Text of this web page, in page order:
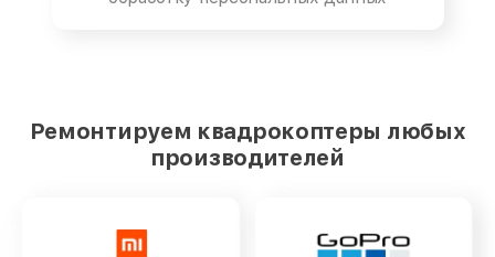
Ремонтируем квадрокоптеры любых
производителей